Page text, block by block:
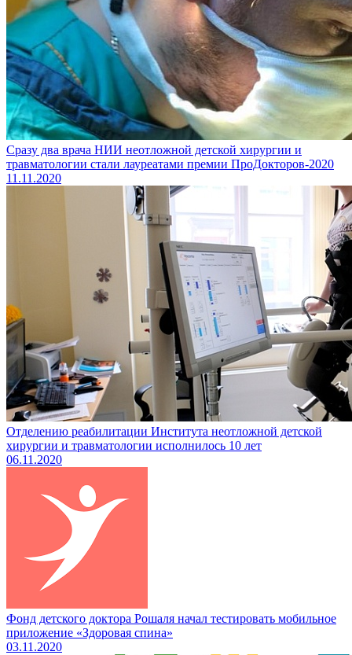
Сразу два врача НИИ неотложной детской хирургии и
травматологии стали лауреатами премии ПроДокторов-2020
11.11.2020
Отделению реабилитации Института неотложной детской
хирургии и травматологии исполнилось 10 лет
06.11.2020
Фонд детского доктора Рошаля начал тестировать мобильное
приложение «Здоровая спина»
03.11.2020